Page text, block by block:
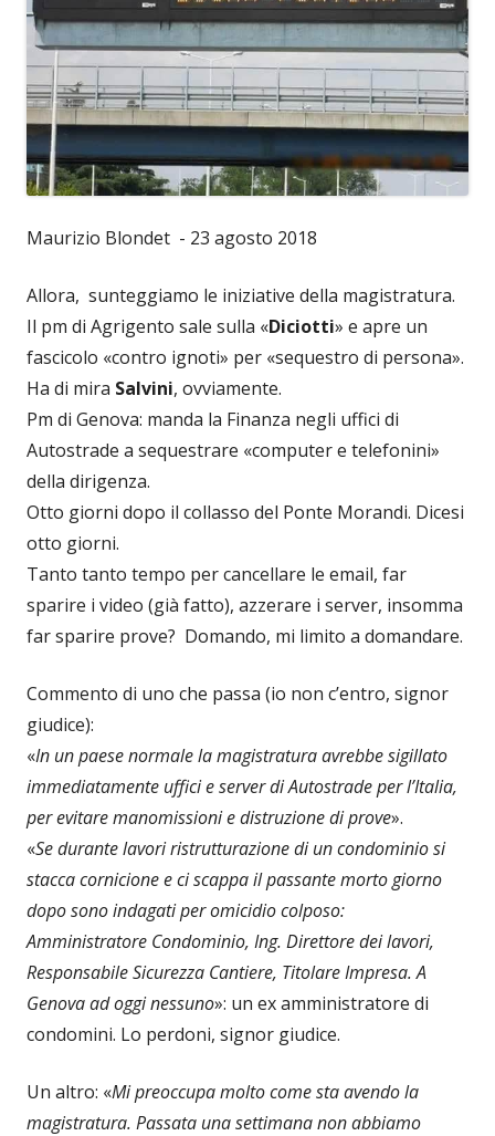
Maurizio Blondet - 23 agosto 2018
Allora, sunteggiamo le iniziative della magistratura.
Il pm di Agrigento sale sulla «Diciotti» e apre un
fascicolo «contro ignoti» per «sequestro di persona».
Ha di mira Salvini, ovviamente.
Pm di Genova: manda la Finanza negli uffici di
Autostrade a sequestrare «computer e telefonini»
della dirigenza.
Otto giorni dopo il collasso del Ponte Morandi. Dicesi
otto giorni.
Tanto tanto tempo per cancellare le email, far
sparire i video (già fatto), azzerare i server, insomma
far sparire prove? Domando, mi limito a domandare.
Commento di uno che passa (io non c’entro, signor
giudice):
«In un paese normale la magistratura avrebbe sigillato
immediatamente uffici e server di Autostrade per l’Italia,
per evitare manomissioni e distruzione di prove».
«Se durante lavori ristrutturazione di un condominio si
stacca cornicione e ci scappa il passante morto giorno
dopo sono indagati per omicidio colposo:
Amministratore Condominio, Ing. Direttore dei lavori,
Responsabile Sicurezza Cantiere, Titolare Impresa. A
Genova ad oggi nessuno»: un ex amministratore di
condomini. Lo perdoni, signor giudice.
Un altro: «Mi preoccupa molto come sta avendo la
magistratura. Passata una settimana non abbiamo